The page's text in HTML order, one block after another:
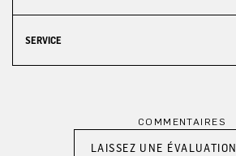
SERVICE
COMMENTAIRES
LAISSEZ UNE ÉVALUATION